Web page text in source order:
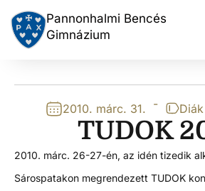
Pannonhalmi Bencés
Gimnázium
2010. márc. 31. -
TUDOK
2010. márc. 26-27-én, az idén tizedik
Sárospatakon megrendezett TUDOK